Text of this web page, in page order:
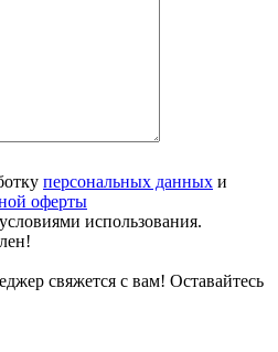
персональных данных и
оферты
использования.
свяжется с вам! Оставайтесь